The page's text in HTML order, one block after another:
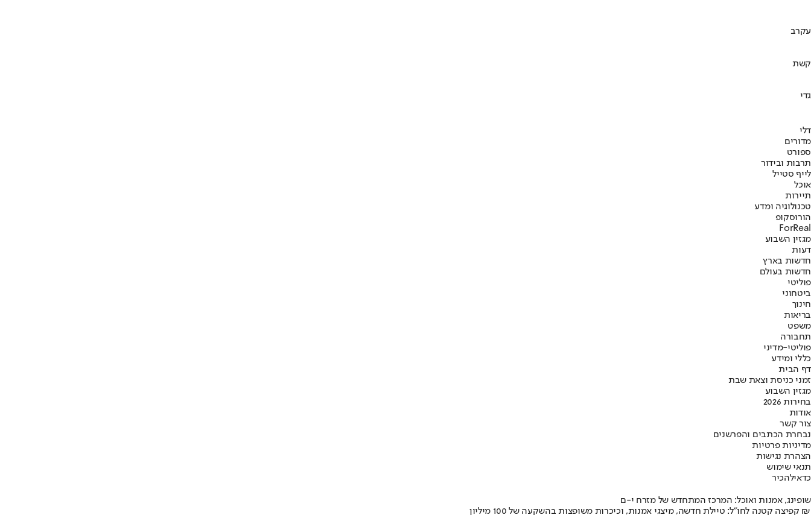
עקרב
קשת
גדי
דלי
מדורים
ספורט
תרבות ובידור
לייף סטייל
אוכל
תיירות
טכנולוגיה ומדע
הורוסקופ
ForReal
מגזין השבוע
דעות
חדשות בארץ
חדשות בעולם
פוליטי
ביטחוני
חינוך
בריאות
משפט
תחבורה
פוליטי-מדיני
כללי ומידע
דף הבית
זמני כניסת וצאת שבת
מגזין השבוע
בחירות 2026
אודות
צור קשר
נבחרת הכתבים והפרשנים
מדיניות פרטיות
הצהרת נגישות
תנאי שימוש
כדאילהכיר
שופינג, אמנות ואוכל: המרכז המתחדש של מזרח י-ם
קפיצה קטנה לחו"ל: טיילת חדשה, מיצגי אמנות, וכיכרות משופצות בהשקעה של 100 מיליון ₪